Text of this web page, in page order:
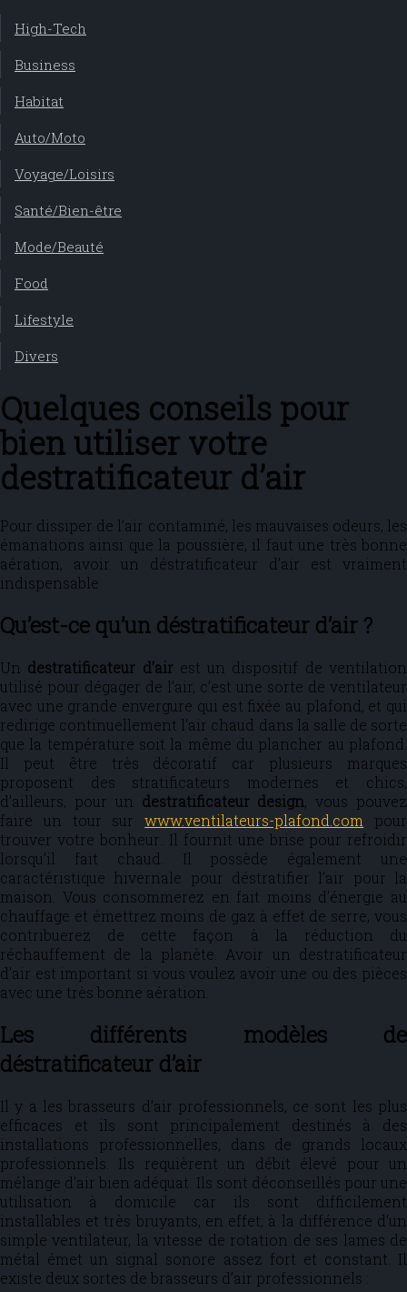
High-Tech
Business
Habitat
Auto/Moto
Voyage/Loisirs
Santé/Bien-être
Mode/Beauté
Food
Lifestyle
Divers
Quelques conseils pour
bien utiliser votre
destratificateur d’air
Pour dissiper de l’air contaminé, les mauvaises odeurs, les
émanations ainsi que la poussière, il faut une très bonne
aération, avoir un déstratificateur d’air est vraiment
indispensable
Qu’est-ce qu’un déstratificateur d’air ?
Un destratificateur d’airest un dispositif de ventilation
utilisé pour dégager de l’air, c’est une sorte de ventilateur
avec une grande envergure qui est fixée au plafond, et qui
redirige continuellement l’air chaud dans la salle de sorte
que la température soit la même du plancher au plafond.
Il peut être très décoratif car plusieurs marques
proposent des stratificateurs modernes et chics,
d’ailleurs, pour un destratificateur design, vous pouvez
faire un tour surwww.ventilateurs-plafond.com
pour
trouver votre bonheur.. Il fournit une brise pour refroidir
lorsqu’il fait chaud. Il possède également une
caractéristique hivernale pour déstratifier l’air pour la
maison. Vous consommerez en fait moins d’énergie au
chauffage et émettrez moins de gaz à effet de serre, vous
contribuerez de cette façon à la réduction du
réchauffement de la planète. Avoir un destratificateur
d’air est important si vous voulez avoir une ou des pièces
avec une très bonne aération.
Les différents modèles de
déstratificateur d’air
Il y a les brasseurs d’air professionnels, ce sont les plus
efficaces et ils sont principalement destinés à des
installations professionnelles, dans de grands locaux
professionnels. Ils requièrent un débit élevé pour un
mélange d’air bien adéquat. Ils sont déconseillés pour une
utilisation à domicile car ils sont difficilement
installables et très bruyants, en effet, à la différence d’un
simple ventilateur, la vitesse de rotation de ses lames de
métal émet un signal sonore assez fort et constant. Il
existe deux sortes de brasseurs d’air professionnels :